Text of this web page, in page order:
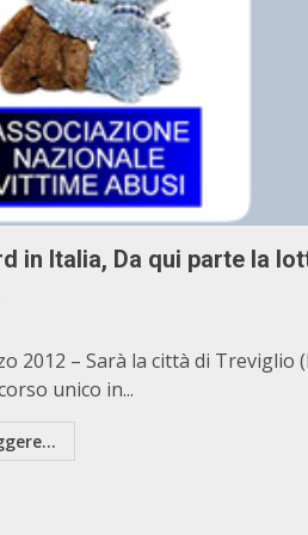
in Italia, Da qui parte la
2012 – Sarà la città di Treviglio
unico in...